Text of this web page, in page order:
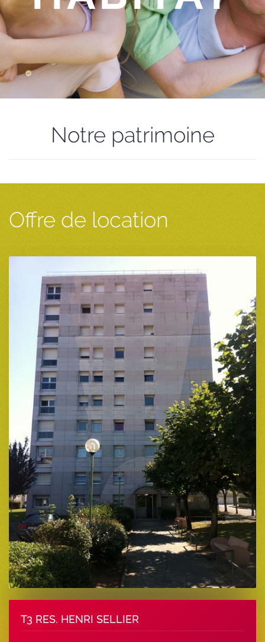
Notre patrimoine
Offre de location
T3 RES. HENRI SELLIER